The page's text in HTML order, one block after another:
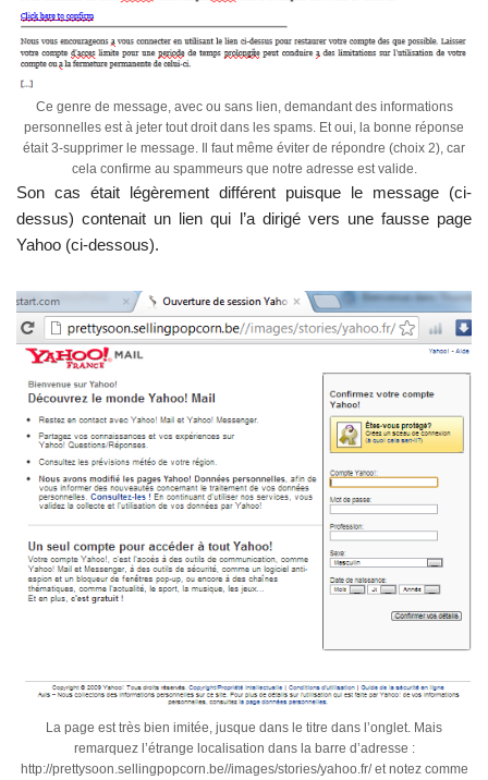
Ce genre de message, avec ou sans lien, demandant des informations
personnelles est à jeter tout droit dans les spams. Et oui, la bonne réponse
était 3-supprimer le message. Il faut même éviter de répondre (choix 2), car
cela confirme au spammeurs que notre adresse est valide.
Son cas était légèrement différent puisque le message (ci-
dessus) contenait un lien qui l’a dirigé vers une fausse page
Yahoo (ci-dessous).
La page est très bien imitée, jusque dans le titre dans l’onglet. Mais
remarquez l’étrange localisation dans la barre d’adresse :
http://prettysoon.sellingpopcorn.be//images/stories/yahoo.fr/ et notez comme